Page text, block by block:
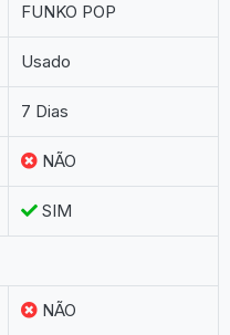
FUNKO POP
Usado
7 Dias
NÃO
SIM
NÃO